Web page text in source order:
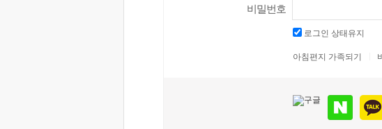
비밀번호
로그인 상태유지
아침편지 가족되기